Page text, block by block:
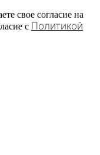
свое согласие на
c Политикой